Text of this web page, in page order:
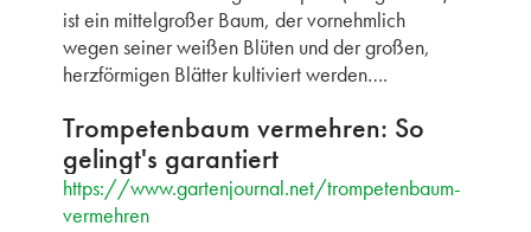
ist ein mittelgroßer Baum, der vornehmlich
wegen seiner weißen Blüten und der großen,
herzförmigen Blätter kultiviert werden….
Trompetenbaum vermehren: So
gelingt's garantiert
https://www.gartenjournal.net/trompetenbaum-
vermehren